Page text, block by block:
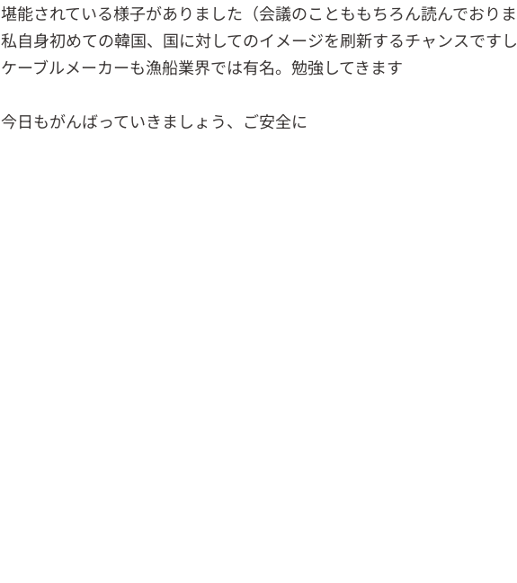
堪能されている様子がありました（会議のことももちろん読んでおり
私自身初めての韓国、国に対してのイメージを刷新するチャンスです
ケーブルメーカーも漁船業界では有名。勉強してきます
今日もがんばっていきましょう、ご安全に